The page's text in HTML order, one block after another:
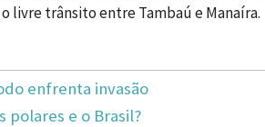
livre trânsito entre Tambaú e Manaíra.
enfrenta invasão
polares e o Brasil?